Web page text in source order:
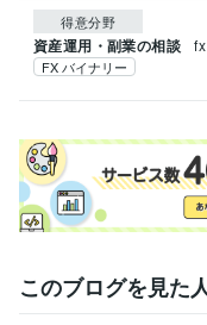
得意分野
資産運用・副業の相談
FX バイナリー
このブログを見た